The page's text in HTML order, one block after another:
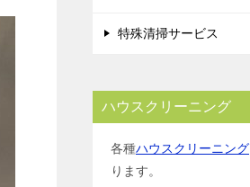
特殊清掃サービス
ハウスクリーニング
各種ハウスクリーニング
ります。